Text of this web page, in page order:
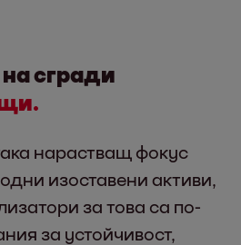
сгради
.
нарастващ фокус
изоставени активи,
за това са по-
за устойчивост,